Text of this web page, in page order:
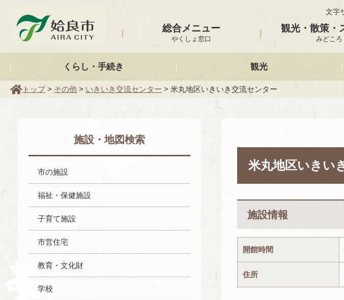
文字
総合メニュー
やくしょ窓口
観光・散策・
みどころ
くらし・手続き 観光
トップ> その他 > いきいき交流センター > 米丸地区いきいき交流センター
施設・地図検索
市の施設
福祉・保健施設
子育て施設
市営住宅
教育・文化財
学校
米丸地区いきい
施設情報
開館時間
住所